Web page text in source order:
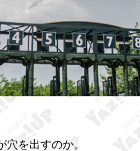
穴を出すのか。